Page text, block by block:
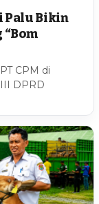
Palu Bikin
“Bom
CPM di
DPRD